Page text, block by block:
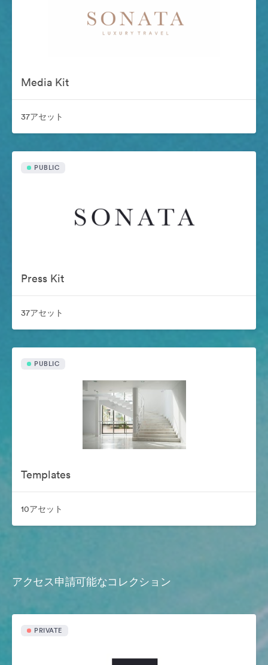
Media Kit
37アセット
PUBLIC
Press Kit
37アセット
PUBLIC
Templates
10アセット
アクセス申請可能なコレクション
PRIVATE